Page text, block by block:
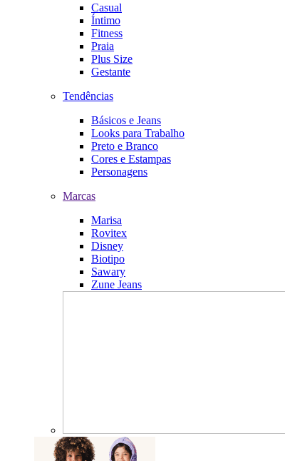
Casual
Íntimo
Fitness
Praia
Plus Size
Gestante
Tendências
Básicos e Jeans
Looks para Trabalho
Preto e Branco
Cores e Estampas
Personagens
Marcas
Marisa
Rovitex
Disney
Biotipo
Sawary
Zune Jeans